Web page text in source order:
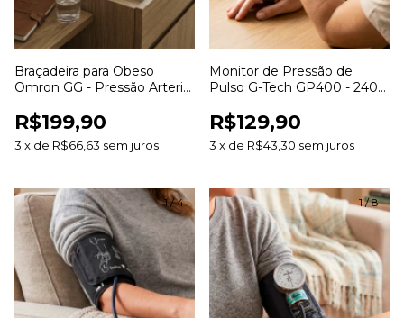
Braçadeira para Obeso
Omron GG - Pressão Arterial
R$199,90
3 x de R$66,63 sem juros
Monitor de Pressão de
Pulso G-Tech GP400 - 240
R$129,90
3 x de R$43,30 sem juros
1/4 1/8